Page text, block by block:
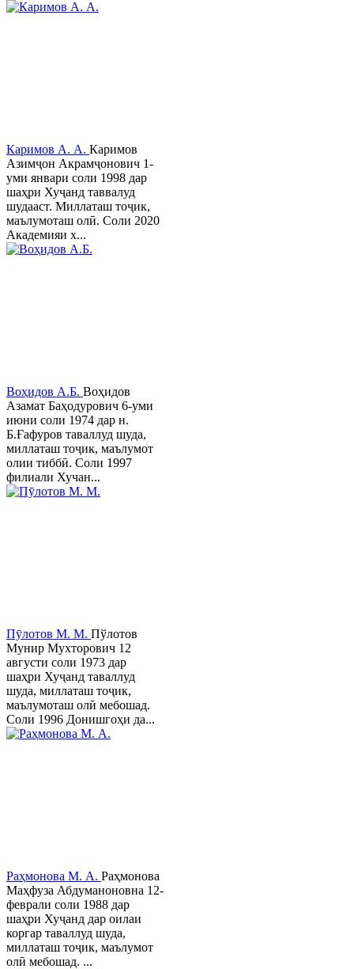
Каримов А. А. Каримов
Азимҷон Акрамҷонович 1-
уми январи соли 1998 дар
шаҳри Хуҷанд таввалуд
шудааст. Миллаташ тоҷик,
маълумоташ олӣ. Соли 2020
Академияи х...
Воҳидов А.Б. Воҳидов
Азамат Баҳодурович 6-уми
июни соли 1974 дар н.
Б.Ғафуров таваллуд шуда,
миллаташ тоҷик, маълумот
олии тиббӣ. Соли 1997
филиали Хучан...
Пӯлотов М. М. Пўлотов
Мунир Мухторович 12
августи соли 1973 дар
шаҳри Хуҷанд таваллуд
шуда, миллаташ тоҷик,
маълумоташ олӣ мебошад.
Соли 1996 Донишгоҳи да...
Раҳмонова М. А. Раҳмонова
Маҳфуза Абдуманоновна 12-
феврали соли 1988 дар
шаҳри Хуҷанд дар оилаи
коргар таваллуд шуда,
миллаташ тоҷик, маълумот
олӣ мебошад. ...